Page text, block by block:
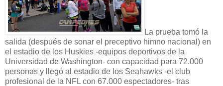
La prueba tomó la
salida (después de sonar el preceptivo himno nacional) en
el estadio de los Huskies -equipos deportivos de la
Universidad de Washington- con capacidad para 72.000
personas y llegó al estadio de los Seahawks -el club
profesional de la NFL con 67.000 espectadores- tras